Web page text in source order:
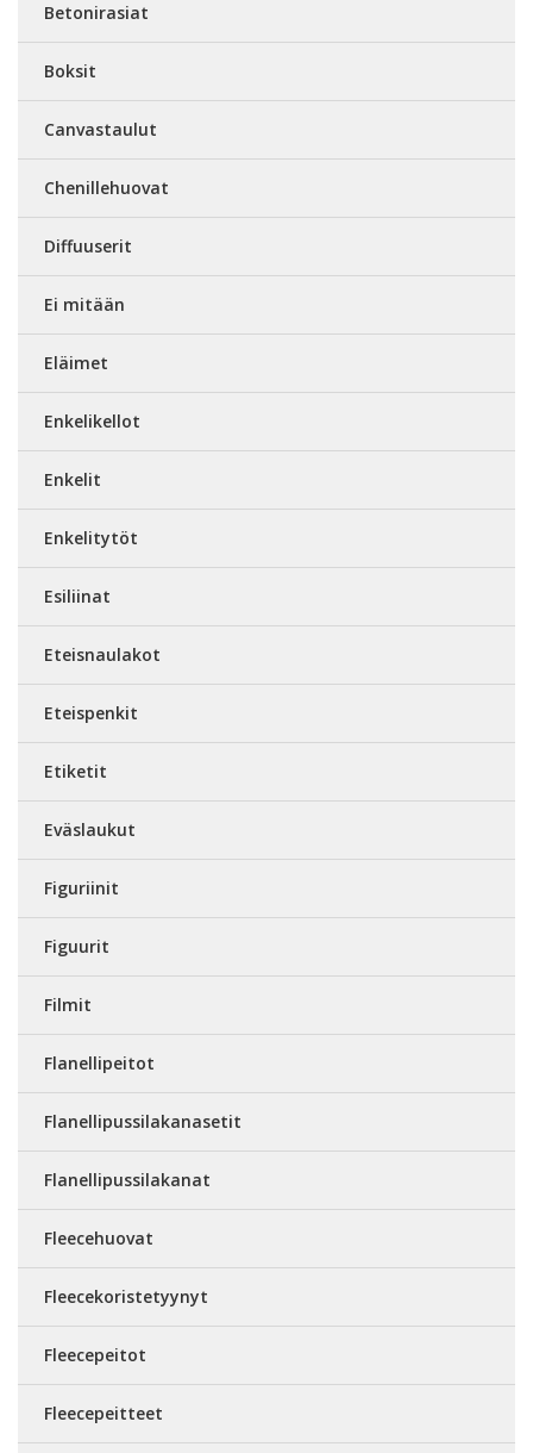
Betonirasiat
Boksit
Canvastaulut
Chenillehuovat
Diffuuserit
Ei mitään
Eläimet
Enkelikellot
Enkelit
Enkelitytöt
Esiliinat
Eteisnaulakot
Eteispenkit
Etiketit
Eväslaukut
Figuriinit
Figuurit
Filmit
Flanellipeitot
Flanellipussilakanasetit
Flanellipussilakanat
Fleecehuovat
Fleecekoristetyynyt
Fleecepeitot
Fleecepeitteet